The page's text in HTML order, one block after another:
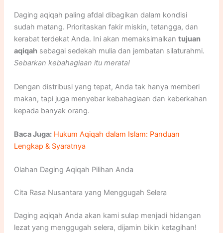
Daging aqiqah paling afdal dibagikan dalam kondisi
sudah matang. Prioritaskan fakir miskin, tetangga, dan
kerabat terdekat Anda. Ini akan memaksimalkan tujuan
aqiqahsebagai sedekah mulia dan jembatan silaturahmi.
Sebarkan kebahagiaan itu merata!
Dengan distribusi yang tepat, Anda tak hanya memberi
makan, tapi juga menyebar kebahagiaan dan keberkahan
kepada banyak orang.
Baca Juga: Hukum Aqiqah dalam Islam: Panduan
Lengkap & Syaratnya
Olahan Daging Aqiqah Pilihan Anda
Cita Rasa Nusantara yang Menggugah Selera
Daging aqiqah Anda akan kami sulap menjadi hidangan
lezat yang menggugah selera, dijamin bikin ketagihan!